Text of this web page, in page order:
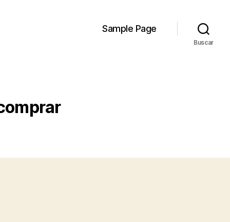
Sample Page
Buscar